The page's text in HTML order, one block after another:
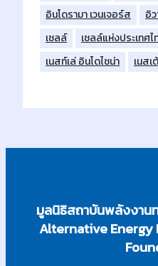
อินโดรามา เวนเจอร์ส อิ
เชลล์
เชลล์แห่งประเทศไ
เนสท์เล่ อินโดไชน่า
เนสเต้
มูลนิธิสถาบันพลังงาน
Alternative